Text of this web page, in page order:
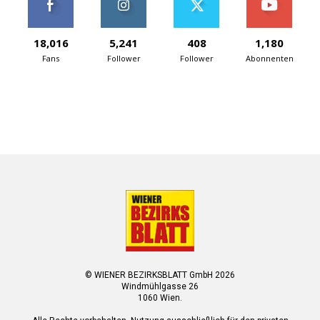
18,016
Fans
5,241
Follower
408
Follower
1,180
Abonnenten
© WIENER BEZIRKSBLATT GmbH 2026
Windmühlgasse 26
1060 Wien.